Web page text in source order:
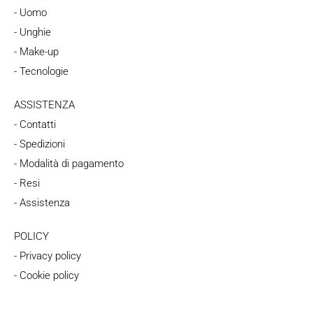
- Uomo
- Unghie
- Make-up
- Tecnologie
ASSISTENZA
- Contatti
- Spedizioni
- Modalità di pagamento
- Resi
- Assistenza
POLICY
- Privacy policy
- Cookie policy